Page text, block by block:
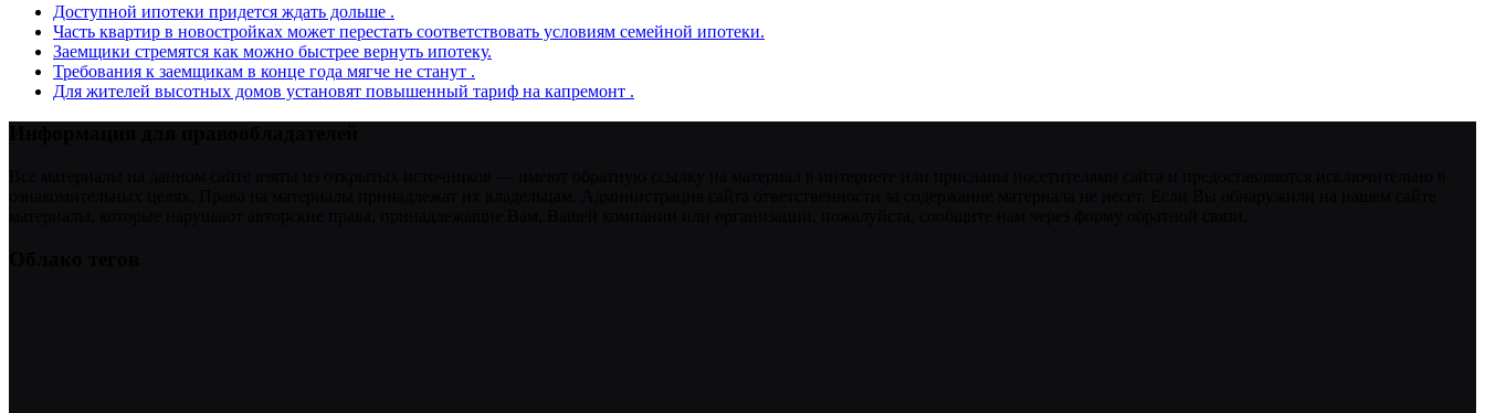
Доступной ипотеки придется ждать дольше .
Часть квартир в новостройках может перестать соответствовать условиям семейной ипотеки.
Заемщики стремятся как можно быстрее вернуть ипотеку.
Требования к заемщикам в конце года мягче не станут .
Для жителей высотных домов установят повышенный тариф на капремонт .